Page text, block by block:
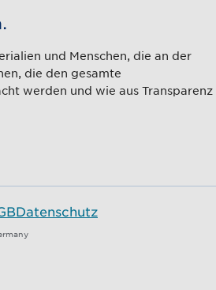
und Menschen, die an der
die den gesamte
werden und wie aus Transparenz
Datenschutz